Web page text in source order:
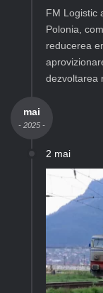
FM Logistic
Polonia,
reducerea
dezvoltarea
mai
- 2025 -
2 mai